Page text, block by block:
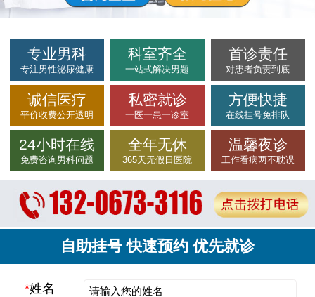
专业男科
专注男性泌尿健康
科室齐全
一站式解决男题
首诊责任
对患者负责到底
诚信医疗
平价收费公开透明
私密就诊
一医一患一诊室
方便快捷
在线挂号免排队
24小时在线
免费咨询男科问题
全年无休
365天无假日医院
温馨夜诊
工作看病两不耽误
自助挂号 快速预约 优先就诊
*姓名